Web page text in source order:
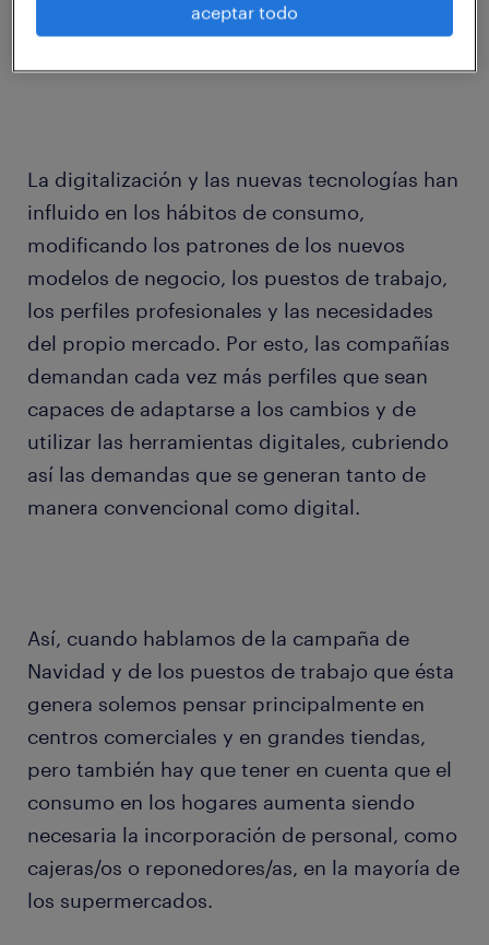
directamente relacionados con el alza de
La digitalización y las nuevas tecnologías han
influido en los hábitos de consumo,
modificando los patrones de los nuevos
modelos de negocio, los puestos de trabajo,
los perfiles profesionales y las necesidades
del propio mercado. Por esto, las compañías
demandan cada vez más perfiles que sean
capaces de adaptarse a los cambios y de
utilizar las herramientas digitales, cubriendo
así las demandas que se generan tanto de
manera convencional como digital.
Así, cuando hablamos de la campaña de
Navidad y de los puestos de trabajo que ésta
genera solemos pensar principalmente en
centros comerciales y en grandes tiendas,
pero también hay que tener en cuenta que el
consumo en los hogares aumenta siendo
necesaria la incorporación de personal, como
cajeras/os o reponedores/as, en la mayoría de
los supermercados.
aceptar todo